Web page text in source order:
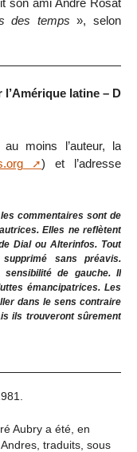
son ami André Rosat
des temps », selon
latine – D
moins l’auteur, la
) et l’adresse
commentaires sont de
Elles ne reflètent
Dial ou Alterinfos. Tout
sans préavis.
de gauche. Il
émancipatrices. Les
dans le sens contraire
ils trouveront sûrement
Aubry a été, en
traduits, sous